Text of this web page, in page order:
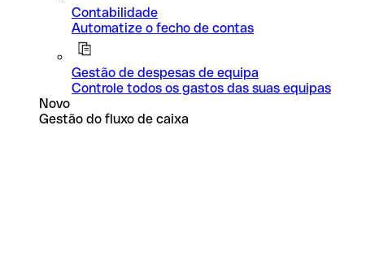
Contabilidade
Automatize o fecho de contas
Gestão de despesas de equipa
Controle todos os gastos das suas equipas
Novo
Gestão do fluxo de caixa